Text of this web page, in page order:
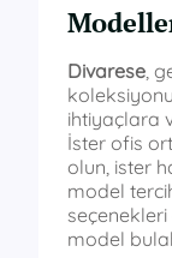
Divarese ,
ihtiyaçlara
İster ofis
olun, ister
model
model